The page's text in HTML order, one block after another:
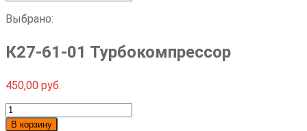
Выбрано:
К27-61-01 Турбокомпрессор
450,00 руб.
Количество
товара
В корзину